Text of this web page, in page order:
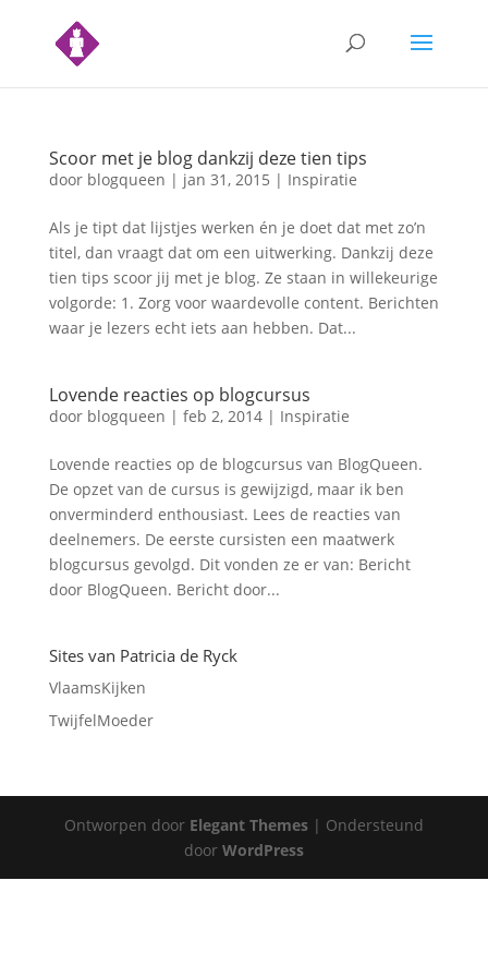
Scoor met je blog dankzij deze tien tips
door blogqueen | jan 31, 2015 | Inspiratie
Als je tipt dat lijstjes werken én je doet dat met zo’n
titel, dan vraagt dat om een uitwerking. Dankzij deze
tien tips scoor jij met je blog. Ze staan in willekeurige
volgorde: 1. Zorg voor waardevolle content. Berichten
waar je lezers echt iets aan hebben. Dat...
Lovende reacties op blogcursus
door blogqueen | feb 2, 2014| Inspiratie
Lovende reacties op de blogcursus van BlogQueen.
De opzet van de cursus is gewijzigd, maar ik ben
onverminderd enthousiast. Lees de reacties van
deelnemers. De eerste cursisten een maatwerk
blogcursus gevolgd. Dit vonden ze er van: Bericht
door BlogQueen. Bericht door...
Sites van Patricia de Ryck
VlaamsKijken
TwijfelMoeder
Ontworpen door Elegant Themes| Ondersteund
door WordPress